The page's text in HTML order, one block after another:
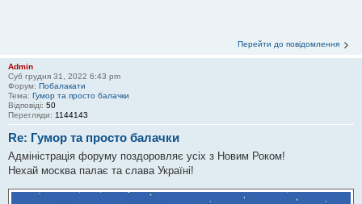
Перейти до повідомлення
Admin
Суб грудня 31, 2022 6:43 pm
Форум: Побалакати
Тема: Гумор та просто балачки
Відповіді: 50
Перегляди: 1144143
Re: Гумор та просто балачки
Адміністрація форуму поздоровляє усіх з Новим Роком!
Нехай москва палає та слава Україні!